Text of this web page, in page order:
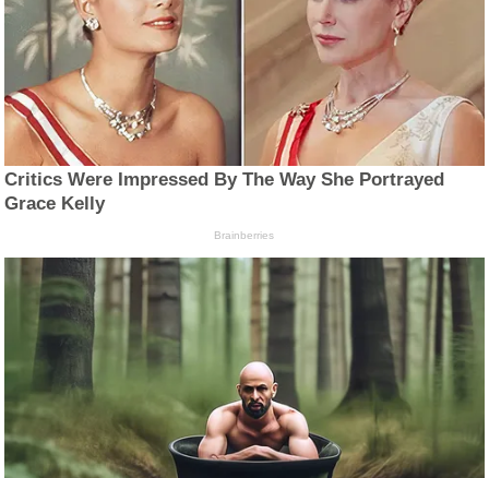
Critics Were Impressed By The Way She Portrayed
Grace Kelly
Brainberries